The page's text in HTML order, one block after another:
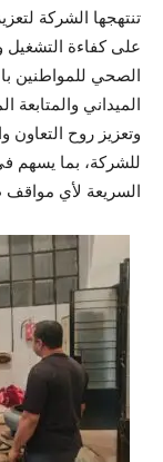
تنتهجها الشركة
على كفاءة
الصحي للمواطنين
الميداني
وتعزيز روح التعاون
للشركة، بما يسهم
السريعة لأي مواقف